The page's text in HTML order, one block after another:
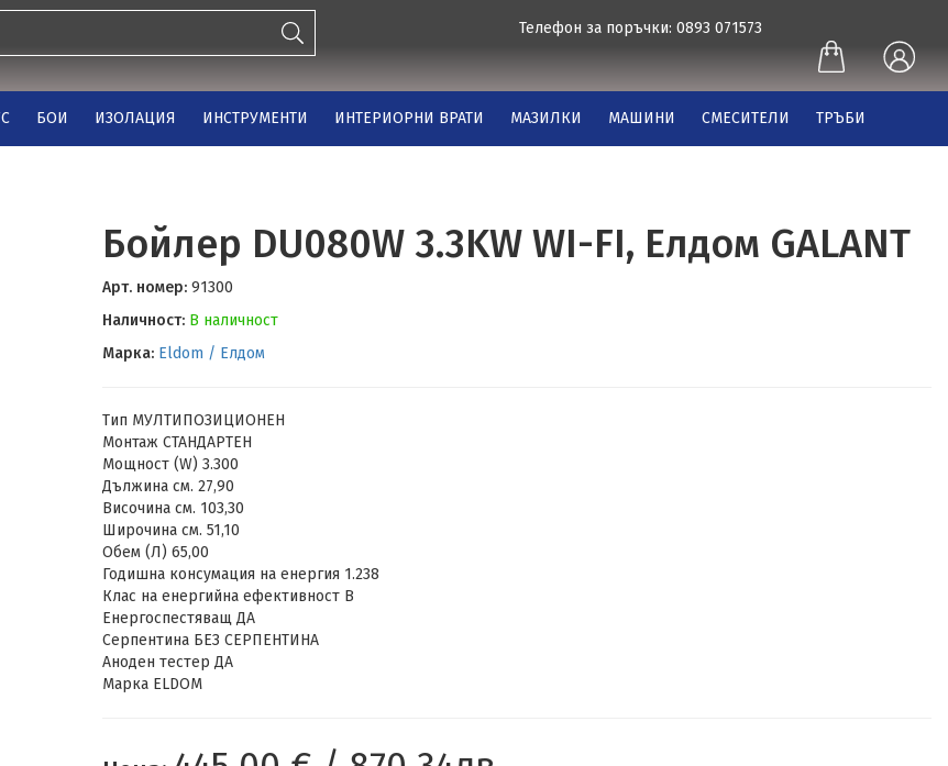
Телефон за поръчки: 0893 071573
БОИ ИЗОЛАЦИЯ ИНСТРУМЕНТИ ИНТЕРИОРНИ ВРАТИ МАЗИЛКИ МАШИНИ СМЕСИТЕЛИ ТРЪБИ
Бойлер DU080W 3.3KW WI-FI, Елдом GALANT
Арт. номер: 91300
Наличност: В наличност
Марка: Eldom / Елдом
Тип МУЛТИПОЗИЦИОНЕН
Монтаж СТАНДАРТЕН
Мощност (W) 3.300
Дължина см. 27,90
Височина см. 103,30
Широчина см. 51,10
Обем (Л) 65,00
Годишна консумация на енергия 1.238
Клас на енергийна ефективност B
Енергоспестяващ ДА
Серпентина БЕЗ СЕРПЕНТИНА
Аноден тестер ДА
Марка ELDOM